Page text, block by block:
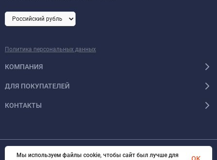
Политика персональных данных
КОМПАНИЯ
ДЛЯ ПОКУПАТЕЛЕЙ
КОНТАКТЫ
© 2026 Format-safe.ru Все права защищены
Мы используем файлы cookie, чтобы сайт был лучше для